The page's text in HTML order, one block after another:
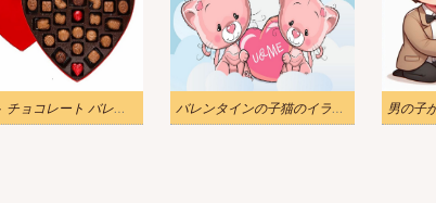
ギフト チョコレート バレンタイン イラスト バレンタインの子猫のイラスト